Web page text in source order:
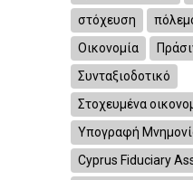
στόχευση
Οικονομία
Συνταξιοδοτικό
Στοχευμένα
Υπογραφή
Cyprus Fiduciary